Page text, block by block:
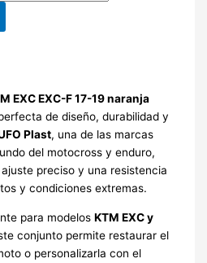
EXC EXC-F 17-19 naranja
de diseño, durabilidad y
Plast, una de las marcas
del motocross y enduro,
preciso y una resistencia
y condiciones extremas.
para modelos KTM EXC y
conjunto permite restaurar el
o personalizarla con el